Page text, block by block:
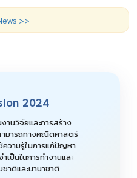
>>
2024
านวิจัยและการสร้าง
มารถทางคณิตศาสตร์
วามรู้ในการแก้ปัญหา
เป็นในการทำงานและ
ชาติและนานาชาติ